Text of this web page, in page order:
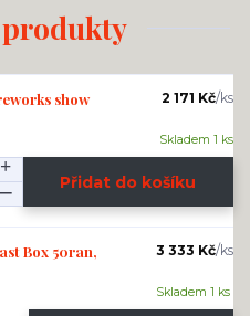
show
2 171 Kč/ks
Skladem 1 ks
Přidat do košíku
Box 50ran,
3 333 Kč/ks
Skladem 1 ks